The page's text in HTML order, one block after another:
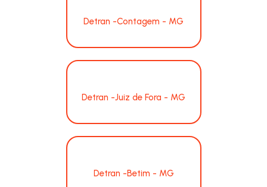
Detran -Contagem - MG
Detran -Juiz de Fora - MG
Detran -Betim - MG